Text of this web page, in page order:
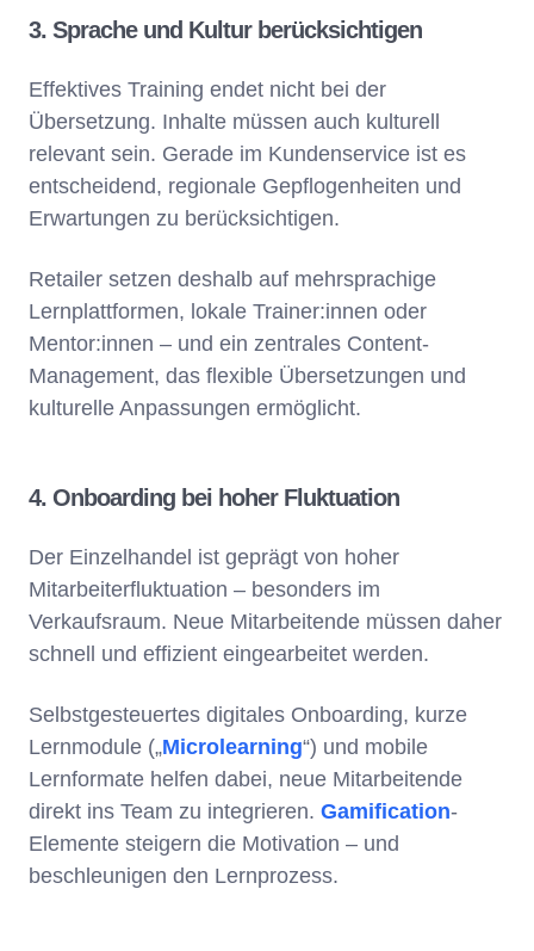
3. Sprache und Kultur berücksichtigen
Effektives Training endet nicht bei der
Übersetzung. Inhalte müssen auch kulturell
relevant sein. Gerade im Kundenservice ist es
entscheidend, regionale Gepflogenheiten und
Erwartungen zu berücksichtigen.
Retailer setzen deshalb auf mehrsprachige
Lernplattformen, lokale Trainer:innen oder
Mentor:innen – und ein zentrales Content-
Management, das flexible Übersetzungen und
kulturelle Anpassungen ermöglicht.
4. Onboarding bei hoher Fluktuation
Der Einzelhandel ist geprägt von hoher
Mitarbeiterfluktuation – besonders im
Verkaufsraum. Neue Mitarbeitende müssen daher
schnell und effizient eingearbeitet werden.
Selbstgesteuertes digitales Onboarding, kurze
Lernmodule („Microlearning“) und mobile
Lernformate helfen dabei, neue Mitarbeitende
direkt ins Team zu integrieren. Gamification-
Elemente steigern die Motivation – und
beschleunigen den Lernprozess.